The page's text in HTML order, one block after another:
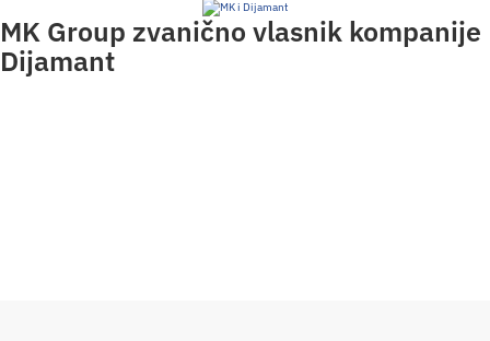
MK Group zvanično vlasnik kompanije
Dijamant